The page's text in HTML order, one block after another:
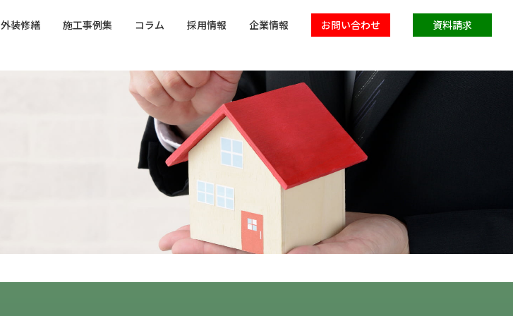
外装修繕 施工事例集 コラム 採用情報 企業情報 お問い合わせ 資料請求